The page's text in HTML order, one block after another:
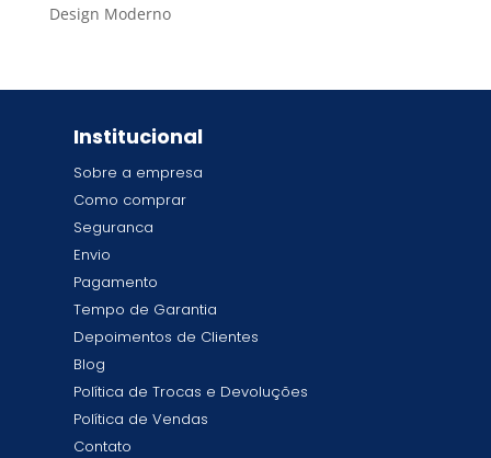
Design Moderno
Institucional
Sobre a empresa
Como comprar
Seguranca
Envio
Pagamento
Tempo de Garantia
Depoimentos de Clientes
Blog
Política de Trocas e Devoluções
Política de Vendas
Contato